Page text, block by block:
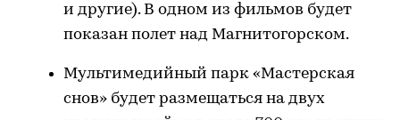
и другие). В одном из фильмов будет
показан полет над Магнитогорском.
Мультимедийный парк «Мастерская
снов» будет размещаться на двух